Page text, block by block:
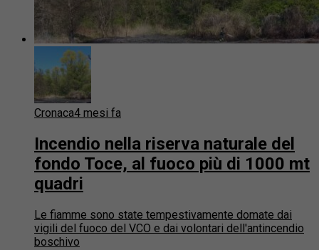
Cronaca4 mesi fa
Incendio nella riserva naturale del
fondo Toce, al fuoco più di 1000 mt
quadri
Le fiamme sono state tempestivamente domate dai
vigili del fuoco del VCO e dai volontari dell'antincendio
boschivo